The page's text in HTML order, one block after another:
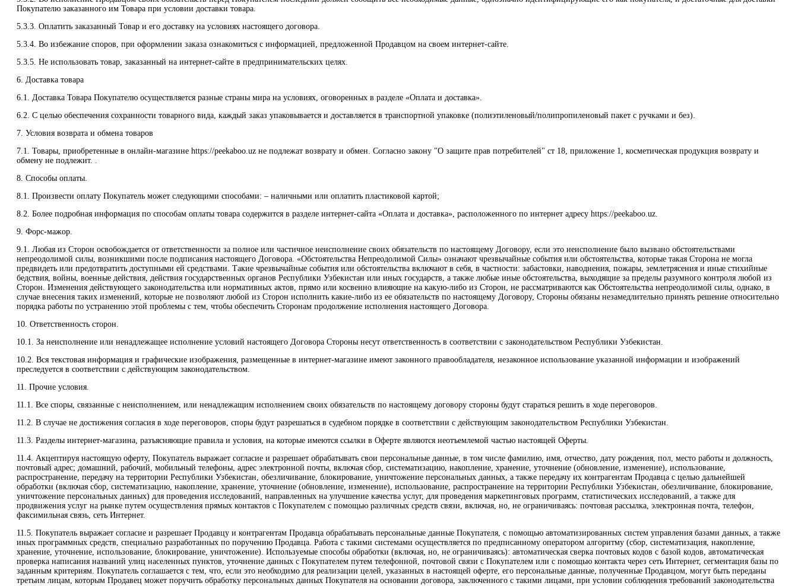
Покупателю заказанного им Товара при условии доставки товара.
5.3.3. Оплатить заказанный Товар и его доставку на условиях настоящего договора.
5.3.4. Во избежание споров, при оформлении заказа ознакомиться с информацией, предложенной Продавцом на своем интернет-сайте.
5.3.5. Не использовать товар, заказанный на интернет-сайте в предпринимательских целях.
6. Доставка товара
6.1. Доставка Товара Покупателю осуществляется разные страны мира на условиях, оговоренных в разделе «Оплата и доставка».
6.2. С целью обеспечения сохранности товарного вида, каждый заказ упаковывается и доставляется в транспортной упаковке (полиэтиленовый/полипропиленовый пакет с ручками и без).
7. Условия возврата и обмена товаров
7.1. Товары, приобретенные в онлайн-магазине https://peekaboo.uz не подлежат возврату и обмен. Согласно закону "О защите прав потребителей" ст 18, приложение 1, косметическая продукция возврату и
обмену не подлежит. .
8. Способы оплаты.
8.1. Произвести оплату Покупатель может следующими способами: – наличными или оплатить пластиковой картой;
8.2. Более подробная информация по способам оплаты товара содержится в разделе интернет-сайта «Оплата и доставка», расположенного по интернет адресу https://peekaboo.uz.
9. Форс-мажор.
9.1. Любая из Сторон освобождается от ответственности за полное или частичное неисполнение своих обязательств по настоящему Договору, если это неисполнение было вызвано обстоятельствами
непреодолимой силы, возникшими после подписания настоящего Договора. «Обстоятельства Непреодолимой Силы» означают чрезвычайные события или обстоятельства, которые такая Сторона не могла
предвидеть или предотвратить доступными ей средствами. Такие чрезвычайные события или обстоятельства включают в себя, в частности: забастовки, наводнения, пожары, землетрясения и иные стихийные
бедствия, войны, военные действия, действия государственных органов Республики Узбекистан или иных государств, а также любые иные обстоятельства, выходящие за пределы разумного контроля любой из
Сторон. Изменения действующего законодательства или нормативных актов, прямо или косвенно влияющие на какую-либо из Сторон, не рассматриваются как Обстоятельства непреодолимой силы, однако, в
случае внесения таких изменений, которые не позволяют любой из Сторон исполнить какие-либо из ее обязательств по настоящему Договору, Стороны обязаны незамедлительно принять решение относительно
порядка работы по устранению этой проблемы с тем, чтобы обеспечить Сторонам продолжение исполнения настоящего Договора.
10. Ответственность сторон.
10.1. За неисполнение или ненадлежащее исполнение условий настоящего Договора Стороны несут ответственность в соответствии с законодательством Республики Узбекистан.
10.2. Вся текстовая информация и графические изображения, размещенные в интернет-магазине имеют законного правообладателя, незаконное использование указанной информации и изображений
преследуется в соответствии с действующим законодательством.
11. Прочие условия.
11.1. Все споры, связанные с неисполнением, или ненадлежащим исполнением своих обязательств по настоящему договору стороны будут стараться решить в ходе переговоров.
11.2. В случае не достижения согласия в ходе переговоров, споры будут разрешаться в судебном порядке в соответствии с действующим законодательством Республики Узбекистан.
11.3. Разделы интернет-магазина, разъясняющие правила и условия, на которые имеются ссылки в Оферте являются неотъемлемой частью настоящей Оферты.
11.4. Акцептируя настоящую оферту, Покупатель выражает согласие и разрешает обрабатывать свои персональные данные, в том числе фамилию, имя, отчество, дату рождения, пол, место работы и должность,
почтовый адрес; домашний, рабочий, мобильный телефоны, адрес электронной почты, включая сбор, систематизацию, накопление, хранение, уточнение (обновление, изменение), использование,
распространение, передачу на территории Республики Узбекистан, обезличивание, блокирование, уничтожение персональных данных, а также передачу их контрагентам Продавца с целью дальнейшей
обработки (включая сбор, систематизацию, накопление, хранение, уточнение (обновление, изменение), использование, распространение на территории Республики Узбекистан, обезличивание, блокирование,
уничтожение персональных данных) для проведения исследований, направленных на улучшение качества услуг, для проведения маркетинговых программ, статистических исследований, а также для
продвижения услуг на рынке путем осуществления прямых контактов с Покупателем с помощью различных средств связи, включая, но, не ограничиваясь: почтовая рассылка, электронная почта, телефон,
факсимильная связь, сеть Интернет.
11.5. Покупатель выражает согласие и разрешает Продавцу и контрагентам Продавца обрабатывать персональные данные Покупателя, с помощью автоматизированных систем управления базами данных, а также
иных программных средств, специально разработанных по поручению Продавца. Работа с такими системами осуществляется по предписанному оператором алгоритму (сбор, систематизация, накопление,
хранение, уточнение, использование, блокирование, уничтожение). Используемые способы обработки (включая, но, не ограничиваясь): автоматическая сверка почтовых кодов с базой кодов, автоматическая
проверка написания названий улиц населенных пунктов, уточнение данных с Покупателем путем телефонной, почтовой связи с Покупателем или с помощью контакта через сеть Интернет, сегментация базы по
заданным критериям. Покупатель соглашается с тем, что, если это необходимо для реализации целей, указанных в настоящей оферте, его персональные данные, полученные Продавцом, могут быть переданы
третьим лицам, которым Продавец может поручить обработку персональных данных Покупателя на основании договора, заключенного с такими лицами, при условии соблюдения требований законодательства